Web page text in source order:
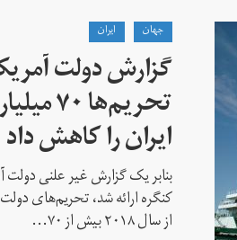
جهان
ايران
گزارش دولت
ایران را کاهش داد
بنابر یک گزارش غیر علنی دولت
کنگره ارائه شد، تحریم‌های
از سال ۲۰۱۸ بیش از ۷۰...